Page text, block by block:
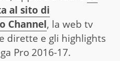
al sito di
Channel, la web tv
dirette e gli highlights
Pro 2016-17.